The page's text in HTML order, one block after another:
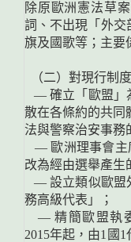
除原歐洲憲法草
詞、不出現「外交
旗及國歌等；主要
（二）對現行制
— 確立「歐盟」
散在各條約的共同
法與警察治安事務
— 歐洲理事會主
改為經由選舉產生
— 設立類似歐盟
務高級代表」；
— 精簡歐盟執委
2015年起，由1國